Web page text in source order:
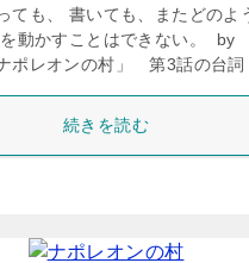
ても、 書いても、またどのよ
を動かすことはできない。 by
ポレオンの村」 第3話の台
続きを読む